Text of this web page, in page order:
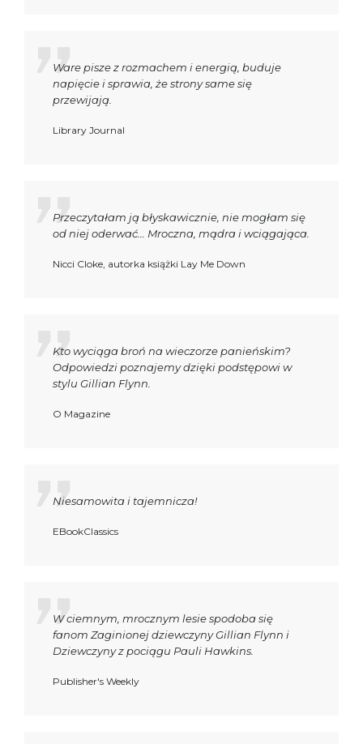
Ware pisze z rozmachem i energią, buduje
napięcie i sprawia, że strony same się
przewijają.
Library Journal
Przeczytałam ją błyskawicznie, nie mogłam się
od niej oderwać... Mroczna, mądra i wciągająca.
Nicci Cloke, autorka książki Lay Me Down
Kto wyciąga broń na wieczorze panieńskim?
Odpowiedzi poznajemy dzięki podstępowi w
stylu Gillian Flynn.
O Magazine
Niesamowita i tajemnicza!
EBookClassics
W ciemnym, mrocznym lesie spodoba się
fanom Zaginionej dziewczyny Gillian Flynn i
Dziewczyny z pociągu Pauli Hawkins.
Publisher's Weekly